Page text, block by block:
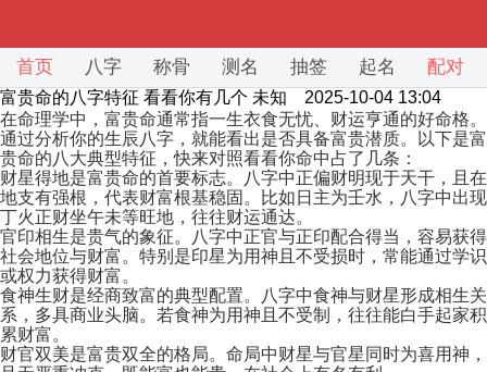
首页 八字 称骨 测名 抽签 起名 配对
富贵命的八字特征 看看你有几个 未知 2025-10-04 13:04
在命理学中，富贵命通常指一生衣食无忧、财运亨通的好命格。
通过分析你的生辰八字，就能看出是否具备富贵潜质。以下是富
贵命的八大典型特征，快来对照看看你命中占了几条：
财星得地是富贵命的首要标志。八字中正偏财明现于天干，且在
地支有强根，代表财富根基稳固。比如日主为壬水，八字中出现
丁火正财坐午未等旺地，往往财运通达。
官印相生是贵气的象征。八字中正官与正印配合得当，容易获得
社会地位与财富。特别是印星为用神且不受损时，常能通过学识
或权力获得财富。
食神生财是经商致富的典型配置。八字中食神与财星形成相生关
系，多具商业头脑。若食神为用神且不受制，往往能白手起家积
累财富。
财官双美是富贵双全的格局。命局中财星与官星同时为喜用神，